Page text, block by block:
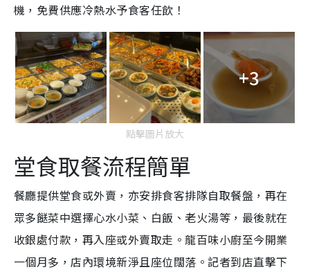
機，免費供應冷熱水予食客任飲！
+3
點擊圖片放大
堂食取餐流程簡單
餐廳提供堂食或外賣，亦安排食客排隊自取餐盤，再在
眾多餸菜中選擇心水小菜、白飯、老火湯等，最後就在
收銀處付款，再入座或外賣取走。龍百味小廚至今開業
一個月多，店內環境新淨且座位闊落。記者到店直擊下